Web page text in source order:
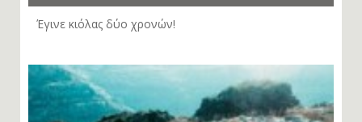
Έγινε κιόλας δύο χρονών!